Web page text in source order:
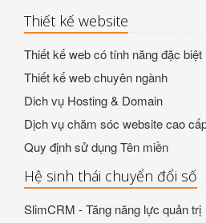
Thiết kế website
Thiết kế web có tính năng đặc biệt
Thiết kế web chuyên ngành
Dich vụ Hosting & Domain
Dịch vụ chăm sóc website cao
Quy định sử dụng Tên miền
Hệ sinh thái chuyển đổi số
SlimCRM - Tăng năng lực quản trị